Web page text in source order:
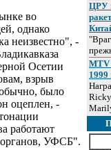
во
однако
неизвестно", -
Осетии
взрыв
было
оцеплен, -
работают
органов, УФСБ".
ЦРУ
MTV
1999